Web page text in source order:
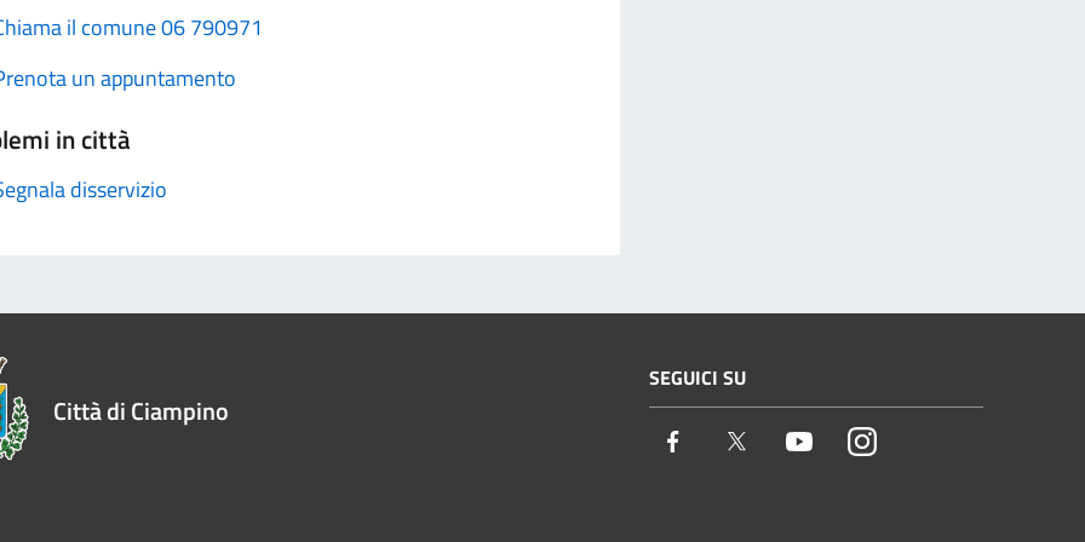
il comune 06 790971
un appuntamento
in città
disservizio
Città di Ciampino
SEGUICI SU
Facebook Twitter YoutubeInstagram